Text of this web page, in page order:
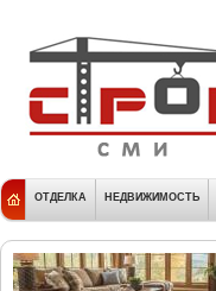
ОТДЕЛКА НЕДВИЖИМОСТЬ